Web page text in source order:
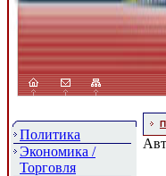
Политика
Экономика /
Торговля